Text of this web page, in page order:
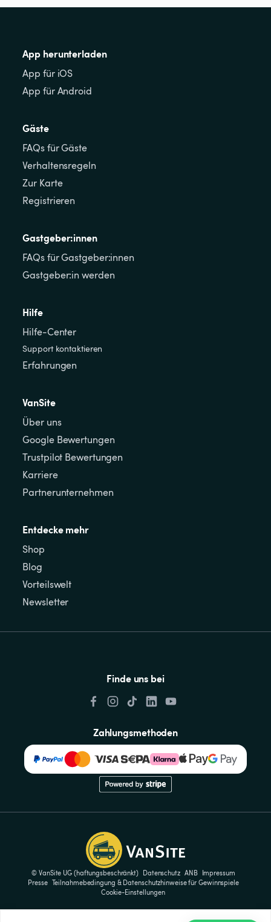
App herunterladen
App für iOS
App für Android
Gäste
FAQs für Gäste
Verhaltensregeln
Zur Karte
Registrieren
Gastgeber:innen
FAQs für Gastgeber:innen
Gastgeber:in werden
Hilfe
Hilfe-Center
Support kontaktieren
Erfahrungen
VanSite
Über uns
Google Bewertungen
Trustpilot Bewertungen
Karriere
Partnerunternehmen
Entdecke mehr
Shop
Blog
Vorteilswelt
Newsletter
Finde uns bei
Zahlungsmethoden
© VanSite UG (haftungsbeschränkt) Datenschutz ANB
Impressum
Presse Teilnahmebedingung & Datenschutzhinweise für Gewinnspiele
Cookie-Einstellungen